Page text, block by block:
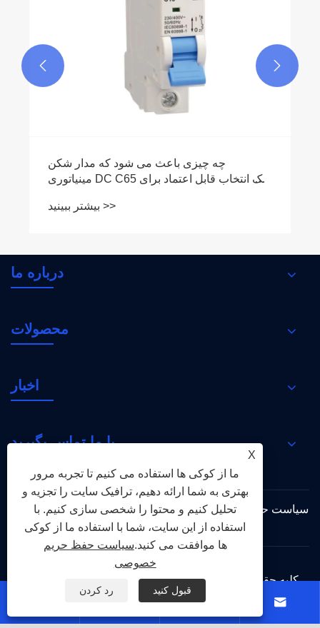
 
درباره ما
محصولات
اخبار
با ما تماس بگیرید
Links Sitemap RSS XML
سیاست حفظ حریم
خصوصی
 
X
ما از کوکی ها استفاده می کنیم تا تجربه مرور
بهتری به شما ارائه دهیم، ترافیک سایت را تجزیه و
تحلیل کنیم و محتوا را شخصی سازی کنیم. با
استفاده از این سایت، شما با استفاده ما از کوکی
ها موافقت می کنید.سیاست حفظ حریم
خصوصی
رد کردن قبول کنید